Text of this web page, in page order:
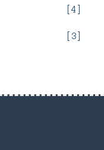
4
3